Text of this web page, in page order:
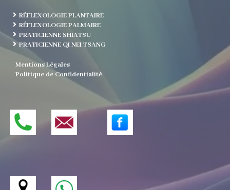
RÉFLEXOLOGIE PLANTAIRE
RÉFLEXOLOGIE PALMAIRE
PRATICIENNE SHIATSU
PRATICIENNE QI NEI TSANG
Mentions Légales
Politique de Confidentialité